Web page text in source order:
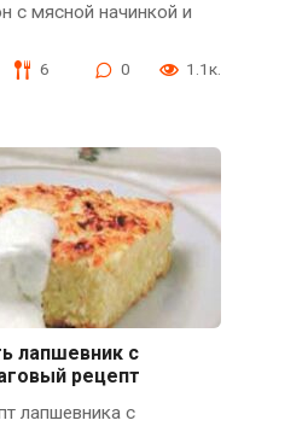
с мясной начинкой и
6 0 1.1к.
лапшевник с
рецепт
лапшевника с